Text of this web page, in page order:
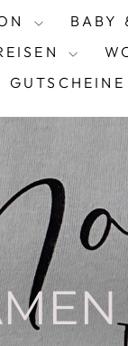
BABY
GUTSCHEINE